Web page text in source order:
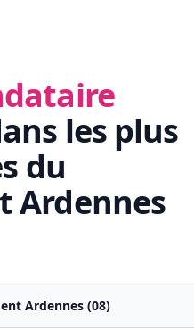
les plus
du
Ardennes
Ardennes (08)